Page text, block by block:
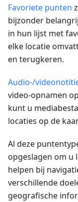
Favoriete punten
bijzonder
in hun lijst met
elke locatie
en terugkeren.
Audio-/
video-opnamen
kunt u
locaties op de
Al deze
opgeslagen om u
helpen bij
verschillende
geografische